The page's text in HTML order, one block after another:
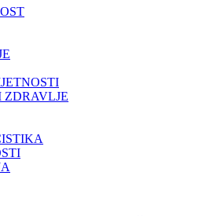
ZDRAVLJE